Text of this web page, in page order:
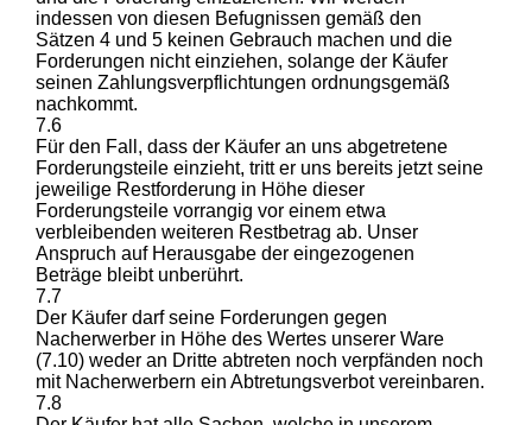
indessen von diesen Befugnissen gemäß den
Sätzen 4 und 5 keinen Gebrauch machen und die
Forderungen nicht einziehen, solange der Käufer
seinen Zahlungsverpflichtungen ordnungsgemäß
nachkommt.
7.6
Für den Fall, dass der Käufer an uns abgetretene
Forderungsteile einzieht, tritt er uns bereits jetzt seine
jeweilige Restforderung in Höhe dieser
Forderungsteile vorrangig vor einem etwa
verbleibenden weiteren Restbetrag ab. Unser
Anspruch auf Herausgabe der eingezogenen
Beträge bleibt unberührt.
7.7
Der Käufer darf seine Forderungen gegen
Nacherwerber in Höhe des Wertes unserer Ware
(7.10) weder an Dritte abtreten noch verpfänden noch
mit Nacherwerbern ein Abtretungsverbot vereinbaren.
7.8